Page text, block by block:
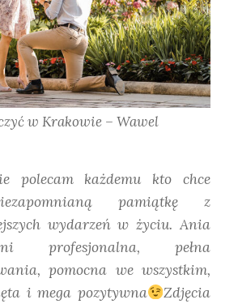
w Krakowie – Wawel
polecam każdemu kto chce
pamiątkę z
wydarzeń w życiu. Ania
profesjonalna, pełna
pomocna we wszystkim,
i mega pozytywna
Zdjęcia